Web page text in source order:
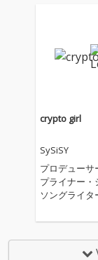
どをフィーチ
に迎えるなど
Pがリリース。
crypto girl
SySiSY
プロデューサ
プライナー・
ソングライタ
ティスト、
キャラクタ